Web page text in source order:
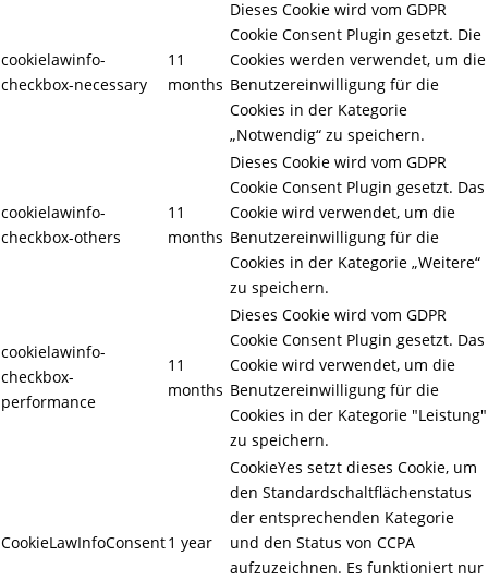
cookielawinfo-
checkbox-necessary
11
months
Dieses Cookie wird vom GDPR
Cookie Consent Plugin gesetzt. Die
Cookies werden verwendet, um die
Benutzereinwilligung für die
Cookies in der Kategorie
„Notwendig“ zu speichern.
cookielawinfo-
checkbox-others
11
months
Dieses Cookie wird vom GDPR
Cookie Consent Plugin gesetzt. Das
Cookie wird verwendet, um die
Benutzereinwilligung für die
Cookies in der Kategorie „Weitere“
zu speichern.
cookielawinfo-
checkbox-
performance
11
months
Dieses Cookie wird vom GDPR
Cookie Consent Plugin gesetzt. Das
Cookie wird verwendet, um die
Benutzereinwilligung für die
Cookies in der Kategorie "Leistung"
zu speichern.
CookieLawInfoConsent1 year
CookieYes setzt dieses Cookie, um
den Standardschaltflächenstatus
der entsprechenden Kategorie
und den Status von CCPA
aufzuzeichnen. Es funktioniert nur